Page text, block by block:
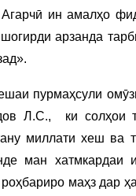
ин амалҳо
арзанда
пурмаҳсули
Л.С., ки солҳои
миллати хеш ва
ман
маҳз дар